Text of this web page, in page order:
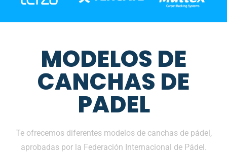
MODELOS DE
CANCHAS DE
PADEL
Te ofrecemos diferentes modelos de canchas de pádel,
aprobadas por la Federación Internacional de Pádel.